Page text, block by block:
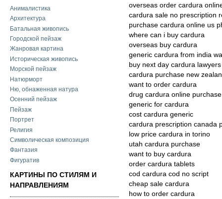
Анималистика
Архитектура
Батальная живопись
Городской пейзаж
Жанровая картина
Историческая живопись
Морской пейзаж
Натюрморт
Ню, обнаженная натура
Осенний пейзаж
Пейзаж
Портрет
Религия
Символическая композиция
Фантазия
Фигуратив
КАРТИНЫ ПО СТИЛЯМ И
НАПРАВЛЕНИЯМ
overseas order cardura
cardura sale no prescription
purchase cardura online us
where can i buy cardura
overseas buy cardura
generic cardura from india
buy next day cardura lawyers
cardura purchase new
want to order cardura
drug cardura online purchase
generic for cardura
cost cardura generic
cardura prescription canada
low price cardura in torino
utah cardura purchase
want to buy cardura
order cardura tablets
cod cardura cod no script
cheap sale cardura
how to order cardura